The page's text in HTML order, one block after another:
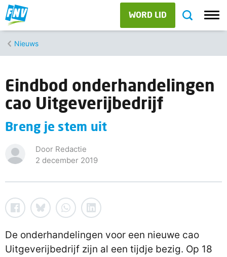
WORD LID
Nieuws
Eindbod onderhandelingen
cao Uitgeverijbedrijf
Breng je stem uit
Door Redactie
2 december 2019
De onderhandelingen voor een nieuwe cao
Uitgeverijbedrijf zijn al een tijdje bezig. Op 18